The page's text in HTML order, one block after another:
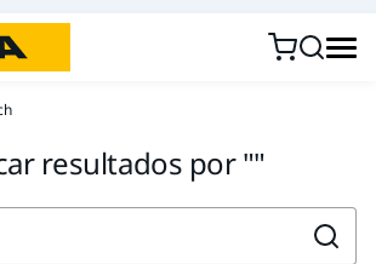
resultados por